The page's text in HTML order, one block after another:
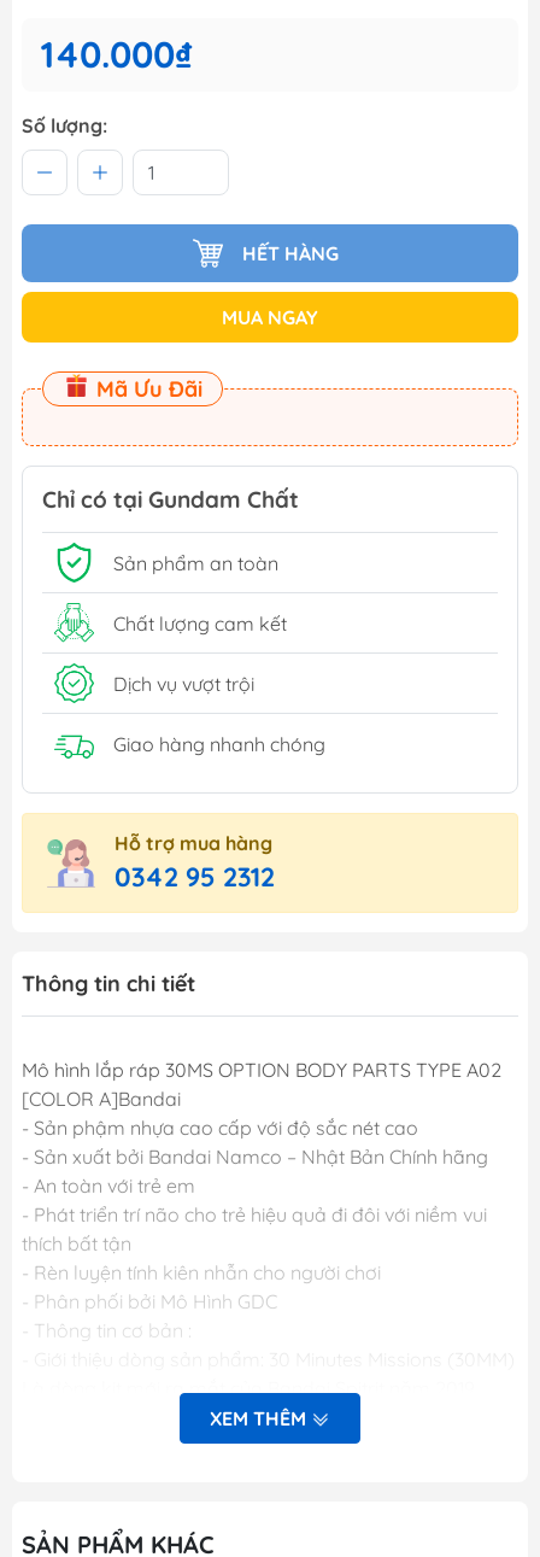
140.000₫
Số lượng:
HẾT HÀNG
MUA NGAY
Mã Ưu Đãi
Chỉ có tại Gundam Chất
Sản phẩm an toàn
Chất lượng cam kết
Dịch vụ vượt trội
Giao hàng nhanh chóng
Hỗ trợ mua hàng
0342 95 2312
Thông tin chi tiết
Mô hình lắp ráp 30MS OPTION BODY PARTS TYPE A02
[COLOR A]Bandai
- Sản phậm nhựa cao cấp với độ sắc nét cao
- Sản xuất bởi Bandai Namco – Nhật Bản Chính hãng
- An toàn với trẻ em
- Phát triển trí não cho trẻ hiệu quả đi đôi với niềm vui
thích bất tận
- Rèn luyện tính kiên nhẫn cho người chơi
- Phân phối bởi Mô Hình GDC
- Thông tin cơ bản :
Là dòng kit mới ra mắt của Bandai Spitrit năm 2019.
Khác với phong cách Anime trên Gundam, các mẫu
30MM đi theo phong cách mechanic nhiều hơn để tập
nhau để tạo ra các sản phẩm mới tùy theo trí tưởng
XEM THÊM
SẢN PHẨM KHÁC